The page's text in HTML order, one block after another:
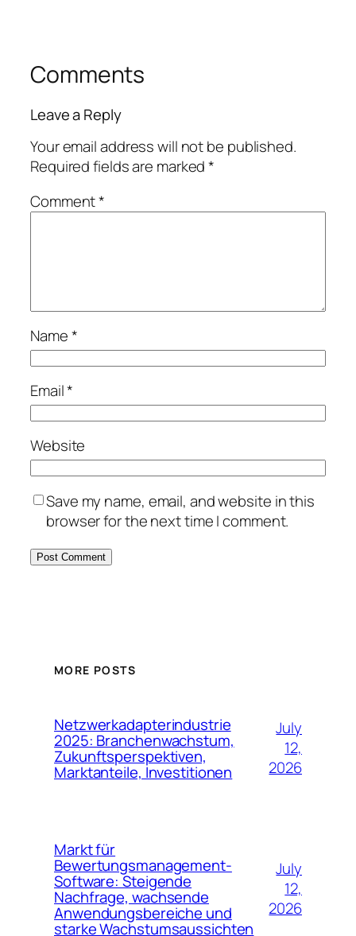
Comments
Leave a Reply
Your email address will not be published.
Required fields are marked*
Comment*
Name*
Email*
Website
Save my name, email, and website in this
browser for the next time I comment.
MORE POSTS
Netzwerkadapterindustrie
2025: Branchenwachstum,
Zukunftsperspektiven,
Marktanteile, Investitionen
July
12,
2026
Markt für
Bewertungsmanagement-
Software: Steigende
Nachfrage, wachsende
Anwendungsbereiche und
starke Wachstumsaussichten
July
12,
2026